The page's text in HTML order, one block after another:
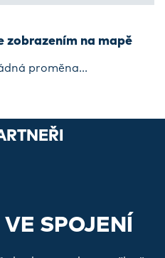
zobrazením na mapě
proměna...
SPOJENÍ